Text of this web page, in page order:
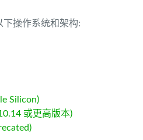
下操作系统和架构:
Silicon)
或更高版本)